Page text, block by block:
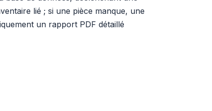
lié ; si une pièce manque, une
un rapport PDF détaillé